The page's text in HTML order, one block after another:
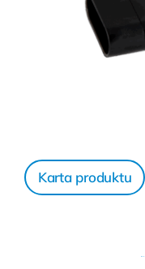
Karta produktu